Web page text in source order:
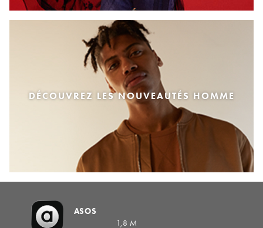
DÉCOUVREZ LES NOUVEAUTÉS HOMME
ASOS
1,8 M